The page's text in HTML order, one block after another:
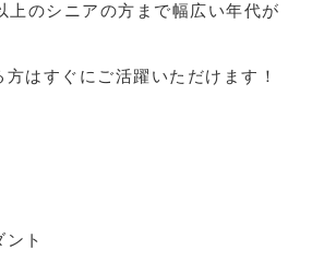
上のシニアの方まで幅広い年代が
はすぐにご活躍いただけます！
ント